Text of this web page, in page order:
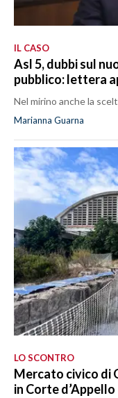
IL CASO
Asl 5, dubbi sul
pubblico: lettera
Nel mirino anche la
Marianna Guarna
LO SCONTRO
Mercato civico di
in Corte d’Appello